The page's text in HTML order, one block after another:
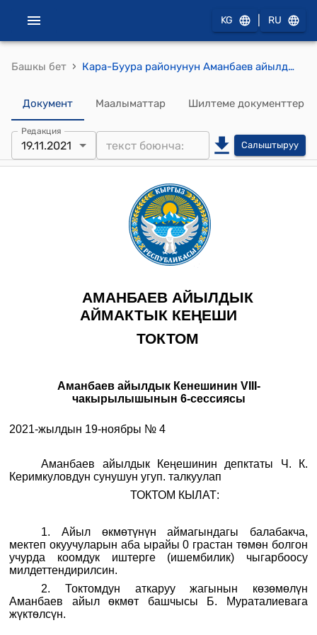
KG RU
Башкы бет › Кара-Буура районунун Аманбаев айылдык Кенешинин 2021-жылдын 19-ноябрындагы № 4 токтому
Документ Маалыматтар Шилтеме документтер
Редакция
19.11.2021 Салыштыруу